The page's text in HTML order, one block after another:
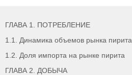
ГЛАВА 1. ПОТРЕБЛЕНИЕ
1.1. Динамика объемов рынка пирита
1.2. Доля импорта на рынке пирита
ГЛАВА 2. ДОБЫЧА